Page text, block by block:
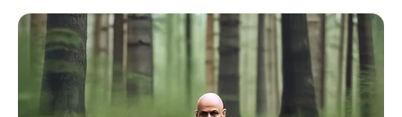
HOME
INSPIRASI
STYLE
FILM &
SERIES
NGAKAK
QUOTES
HYPE
MORE